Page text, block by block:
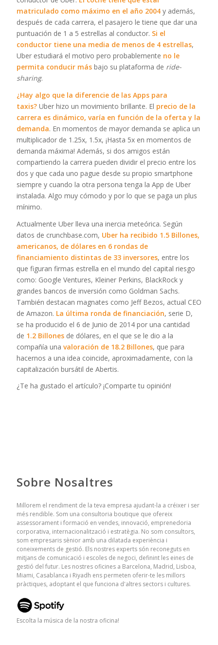
matriculado como máximo en el año 2004y además,
después de cada carrera, el pasajero le tiene que dar una
puntuación de 1 a 5 estrellas al conductor. Si el
conductor tiene una media de menos de 4 estrellas,
Uber estudiará el motivo pero probablemente no le
permita conducir másbajo su plataforma de ride-
sharing.
¿Hay algo que la diferencie de las Apps para
taxis?Uber hizo un movimiento brillante. El precio de la
carrera es dinámico, varía en función de la oferta y la
demanda. En momentos de mayor demanda se aplica un
multiplicador de 1.25x, 1.5x, ¡Hasta 5x en momentos de
demanda máxima! Además, si dos amigos están
compartiendo la carrera pueden dividir el precio entre los
dos y que cada uno pague desde su propio smartphone
siempre y cuando la otra persona tenga la App de Uber
instalada. Algo muy cómodo y por lo que se paga un plus
mínimo.
Actualmente Uber lleva una inercia meteórica. Según
datos de crunchbase.com, Uber ha recibido 1.5 Billones,
americanos, de dólares en 6 rondas de
financiamiento distintas de 33 inversores, entre los
que figuran firmas estrella en el mundo del capital riesgo
como: Google Ventures, Kleiner Perkins, BlackRock y
grandes bancos de inversión como Goldman Sachs.
También destacan magnates como Jeff Bezos, actual CEO
de Amazon. La última ronda de financiación, serie D,
se ha producido el 6 de Junio de 2014 por una cantidad
de 1.2 Billonesde dólares, en el que se le dio a la
compañía una valoración de 18.2 Billones, que para
hacernos a una idea coincide, aproximadamente, con la
capitalización bursátil de Abertis.
¿Te ha gustado el artículo? ¡Comparte tu opinión!
Sobre Nosaltres
Millorem el rendiment de la teva empresa ajudant-la a créixer i ser
més rendible. Som una consultoria boutique que ofereix
assessorament i formació en vendes, innovació, emprenedoria
corporativa, internacionalització i estratègia. No som consultors,
som empresaris sènior amb una dilatada experiència i
coneixements de gestió. Els nostres experts són reconeguts en
mitjans de comunicació i escoles de negoci, definint les eines de
gestió del futur. Les nostres oficines a Barcelona, ​​Madrid, Lisboa,
Miami, Casablanca i Riyadh ens permeten oferir-te les millors
pràctiques, adoptant el que funciona d'altres sectors i cultures.
Escolta la música de la nostra oficina!